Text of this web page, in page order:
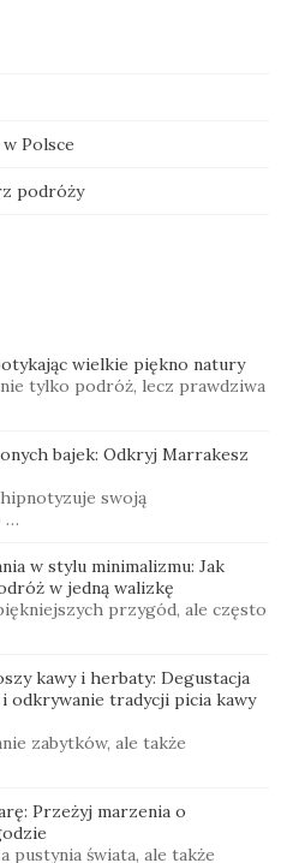
Polsce
podróży
wielkie piękno natury
tylko podróż, lecz prawdziwa
bajek: Odkryj Marrakesz
swoją
…
w stylu minimalizmu: Jak
w jedną walizkę
przygód, ale często
kawy i herbaty: Degustacja
odkrywanie tradycji picia kawy
zabytków, ale także
Przeżyj marzenia o
pustynia świata, ale także